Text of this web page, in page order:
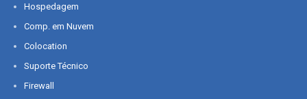
Hospedagem
Comp. em Nuvem
Colocation
Suporte Técnico
Firewall